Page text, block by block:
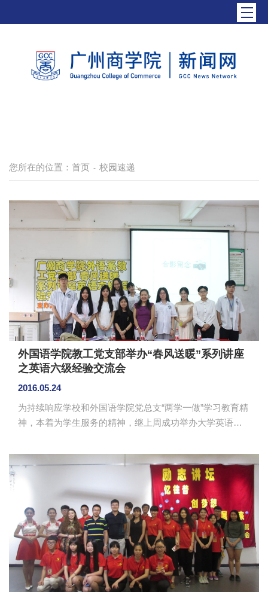
您所在的位置： 首页 - 校园速递
外国语学院教工党支部举办“春风送暖”系列讲座
之英语六级经验交流会
2016.05.24
为持续响应学校和外国语学院党总支“两学一做”学习教育精
神，本着为学生服务的精神，继上周成功举办大学英语四
和校学生会在教学楼B105室联合主办了“春风送暖”系列讲
座之英语六级经验交流会。大学英语第一教研室主任李卓
华以及在六级考试获得佳绩的会计学院陈师奇、张晓桐同
学出席了本次讲座。 李卓华老师引用大量具体生动的
例子，幽默地向观众们介绍六级考试的应试技巧，对考生
们正确应对即将到来的六级考试起到了重要的指导作用。
陈师奇和张晓桐向大家分享...